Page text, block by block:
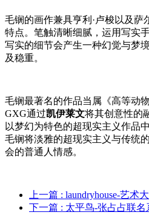
毛锎的画作兼具亨利·卢梭以及萨
特点。笔触清晰细腻，运用写实
写实的细节会产生一种幻觉与梦
及稳重。
毛锎最著名的作品当属《高等动
GXG通过凯伊莱文将其创意性的
以梦幻为特色的超现实主义作品
毛锎将淡雅的超现实主义与传统
会的普通人情感。
上一篇 : laundryhouse-艺术
下一篇 : 太平鸟-张占占联名